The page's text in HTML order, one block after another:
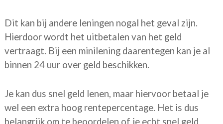
Dit kan bij andere leningen nogal het geval zijn.
Hierdoor wordt het uitbetalen van het geld
vertraagt. Bij een minilening daarentegen kan je al
binnen 24 uur over geld beschikken.
Je kan dus snel geld lenen, maar hiervoor betaal je
wel een extra hoog rentepercentage. Het is dus
belangrijk om te beoordelen of je echt snel geld